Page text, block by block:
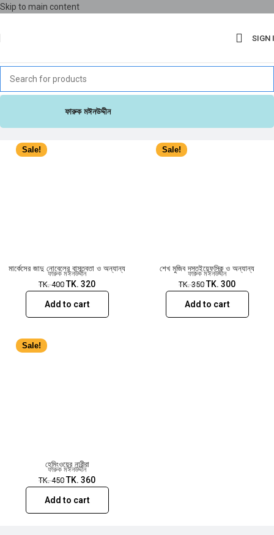
Skip to main content
SIGN
ফারুক মঈনউদ্দীন
Sale!
মার্কেসের জাদু নোবেলের বাস্তবতা ও অন্যান্য
ফারুক মঈনউদ্দীন
TK.400 TK. 320
Add to cart
Sale!
শেখ মুজিব দস্তইয়েফস্কি ও অন্যান্য
ফারুক মঈনউদ্দীন
TK.350 TK. 300
Add to cart
Sale!
হেমিংওয়ের নারীরা
ফারুক মঈনউদ্দীন
TK.450 TK. 360
Add to cart